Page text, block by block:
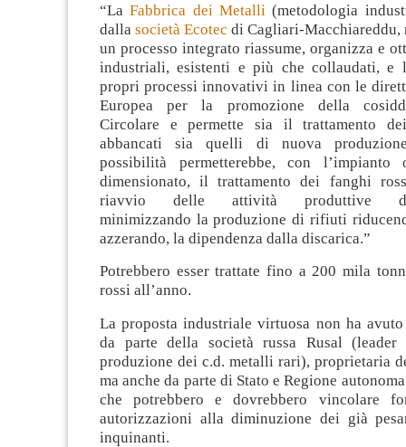
“LaFabbrica dei Metalli (metodologia
dalla società Ecotec di Cagliari-Macchiareddu,
un processo integrato riassume, organizza e
industriali, esistenti e più che collaudati,
propri processi innovativi in linea con le
Europea per la promozione della
Circolare e permette sia il trattamento
abbancati sia quelli di nuova
possibilità permetterebbe, con l’impianto
dimensionato, il trattamento dei fanghi
riavvio delle attività produttive
minimizzando la produzione di rifiuti
azzerando, la dipendenza dalla discarica.”
Potrebbero esser trattate fino a 200 mila
rossi all’anno.
La proposta industriale virtuosa non ha
da parte della società russa Rusal (leader
produzione dei c.d. metalli rari), proprietaria
ma anche da parte di Stato e Regione
che potrebbero e dovrebbero vincolare
autorizzazioni alla diminuzione dei già
inquinanti.